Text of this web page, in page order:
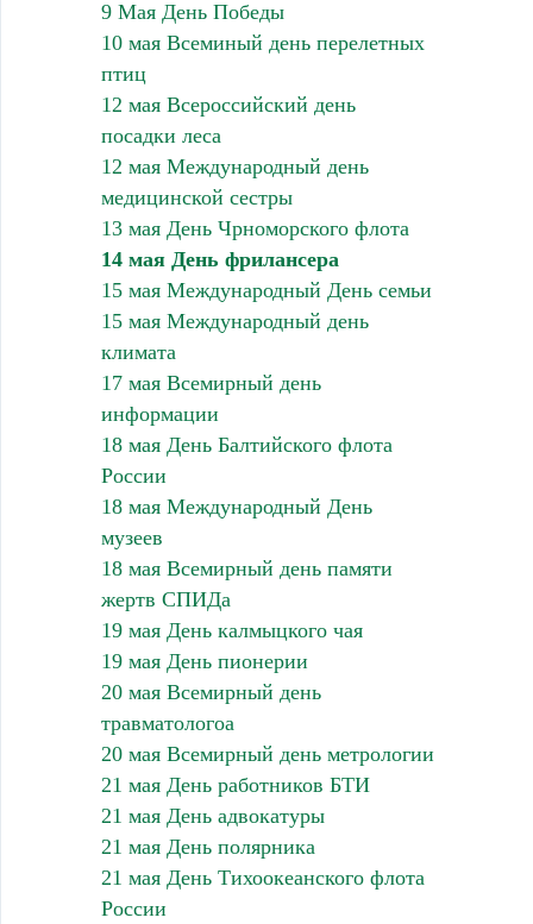
9 Мая День Победы
10 мая Всеминый день перелетных
птиц
12 мая Всероссийский день
посадки леса
12 мая Международный день
медицинской сестры
13 мая День Чрноморского флота
14 мая День фрилансера
15 мая Международный День семьи
15 мая Международный день
климата
17 мая Всемирный день
информации
18 мая День Балтийского флота
России
18 мая Международный День
музеев
18 мая Всемирный день памяти
жертв СПИДа
19 мая День калмыцкого чая
19 мая День пионерии
20 мая Всемирный день
травматологоа
20 мая Всемирный день метрологии
21 мая День работников БТИ
21 мая День адвокатуры
21 мая День полярника
21 мая День Тихоокеанского флота
России